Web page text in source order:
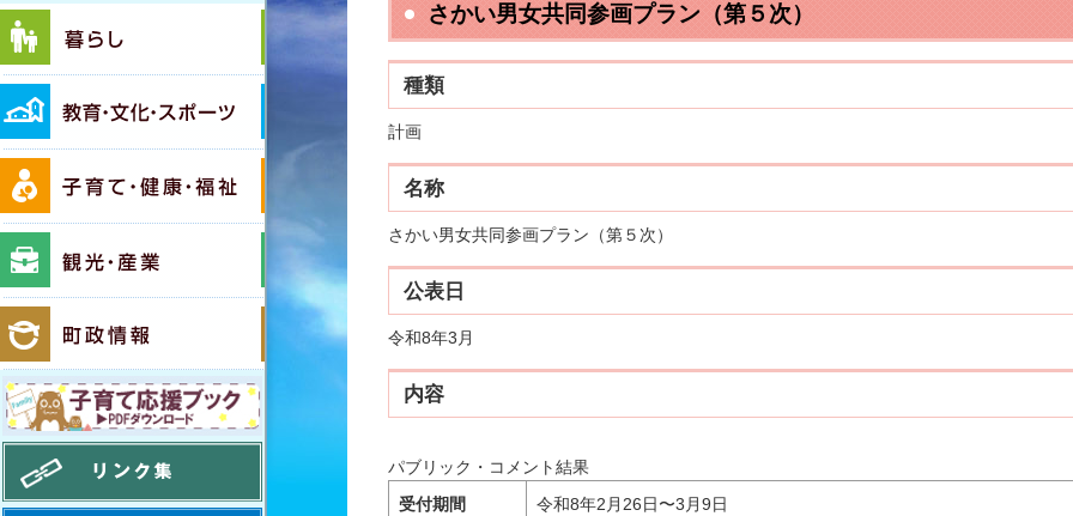
暮らし
教育・文化・スポーツ
子育て・健康・福祉
町政情報
境町移住応援ガイド いいとこ！さかいまち PDFダウンロード
さかい男女共同参画プラン（第５次）
種類
計画
名称
さかい男女共同参画プラン（第５次）
公表日
令和8年3月
内容
パブリック・コメント結果
受付期間
令和8年2月26日〜3